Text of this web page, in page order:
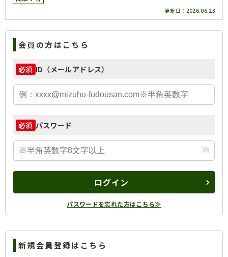
更新日： 2026.06.23
会員の方はこちら
必須 ID（メールアドレス）
必須 パスワード
ログイン
パスワードを忘れた方はこちら≫
新規会員登録はこちら